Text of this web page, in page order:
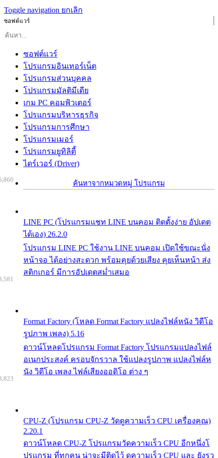
Toggle navigation ยกเลิก
ซอฟต์แวร์
ซอฟต์แวร์
โปรแกรมอินเทอร์เน็ต
โปรแกรมส่วนบุคคล
โปรแกรมมัลติมีเดีย
เกม PC คอมพิวเตอร์
โปรแกรมบริหารธุรกิจ
โปรแกรมการศึกษา
โปรแกรมเมอร์
โปรแกรมยูทิลิตี้
ไดร์เวอร์ (Driver)
ค้นหาจากหมวดหมู่ โปรแกรม
LINE PC (โปรแกรมแชท LINE บนคอม ติดตั้งง่าย อัปเดต
ได้เอง) 26.2.0
โปรแกรม LINE PC ใช้งาน LINE บนคอม เปิดใช้ขณะนั่ง
หน้าจอ ได้อย่างสะดวก พร้อมคุยด้วยเสียง คุยเห็นหน้า ส่ง
สติกเกอร์ มีการอัปเดตสม่ำเสมอ
Format Factory (โหลด Format Factory แปลงไฟล์หนัง วิดีโอ
รูปภาพ เพลง) 5.16
ดาวน์โหลดโปรแกรม Format Factory โปรแกรมแปลงไฟล์
อเนกประสงค์ ครอบจักรวาล ใช้แปลงรูปภาพ แปลงไฟล์ห
นัง วิดีโอ เพลง ไฟล์เสียงออดิโอ ต่าง ๆ
CPU-Z (โปรแกรม CPU-Z วัดดูความเร็ว CPU เครื่องคุณ)
2.20.1
ดาวน์โหลด CPU-Z โปรแกรมวัดความเร็ว CPU อีกหนึ่งโ
ปรแกรม ที่ทุกคน น่าจะมีติดไว้ ดูความเร็ว CPU และ ยังรว